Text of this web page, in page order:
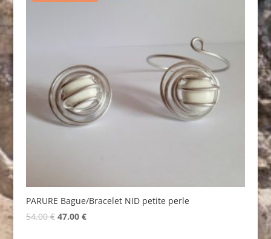
PARURE Bague/Bracelet NID petite perle
54.00€ Original
47.00 €Current